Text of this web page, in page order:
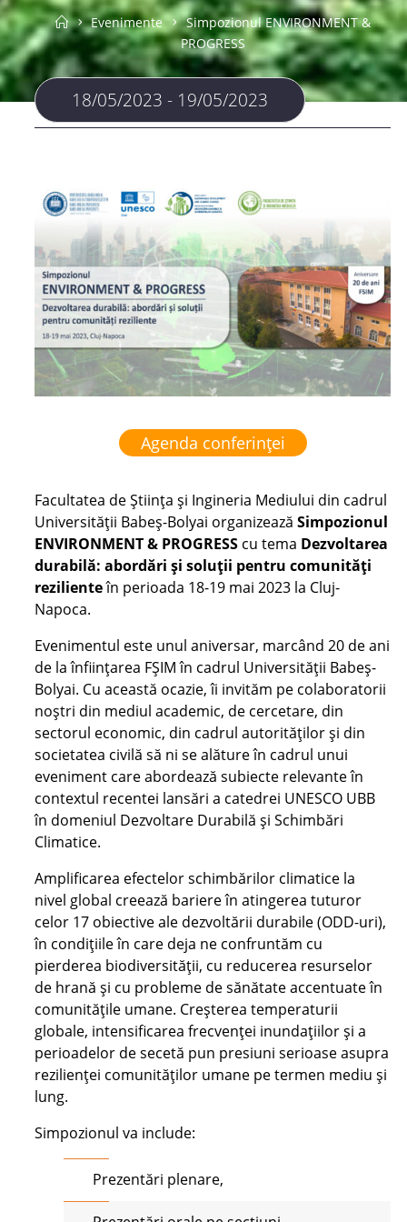
HomeEvenimente
Simpozionul ENVIRONMENT &
PROGRESS
18/05/2023 - 19/05/2023
Agenda conferinței
Facultatea de Știința și Ingineria Mediului din cadrul
Universității Babeș-Bolyai organizează Simpozionul
ENVIRONMENT & PROGRESS cu tema Dezvoltarea
durabilă: abordări și soluții pentru comunități
rezilienteîn perioada 18-19 mai 2023 la Cluj-
Napoca.
Evenimentul este unul aniversar, marcând 20 de ani
de la înființarea FȘIM în cadrul Universității Babeș-
Bolyai. Cu această ocazie, îi invităm pe colaboratorii
noștri din mediul academic, de cercetare, din
sectorul economic, din cadrul autorităților și din
societatea civilă să ni se alăture în cadrul unui
eveniment care abordează subiecte relevante în
contextul recentei lansări a catedrei UNESCO UBB
în domeniul Dezvoltare Durabilă și Schimbări
Climatice.
Amplificarea efectelor schimbărilor climatice la
nivel global creează bariere în atingerea tuturor
celor 17 obiective ale dezvoltării durabile (ODD-uri),
în condițiile în care deja ne confruntăm cu
pierderea biodiversității, cu reducerea resurselor
de hrană și cu probleme de sănătate accentuate în
comunitățile umane. Creșterea temperaturii
globale, intensificarea frecvenței inundațiilor și a
perioadelor de secetă pun presiuni serioase asupra
rezilienței comunităților umane pe termen mediu și
lung.
Simpozionul va include:
Prezentări plenare,